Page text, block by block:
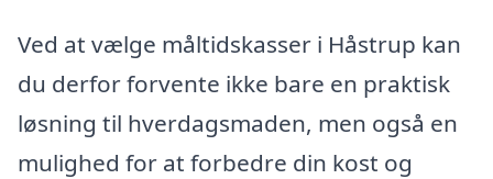
Ved at vælge måltidskasser i Håstrup kan
du derfor forvente ikke bare en praktisk
løsning til hverdagsmaden, men også en
mulighed for at forbedre din kost og